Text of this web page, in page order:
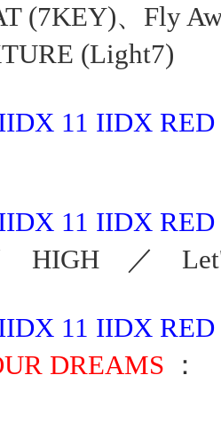
(7KEY)、Fly
(Light7)
11 IIDX
11 IIDX
HIGH ／ Let's
11 IIDX
DREAMS ：